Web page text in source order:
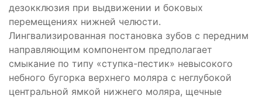
дезокклюзия при выдвижении и боковых
перемещениях нижней челюсти.
Лингвализированная постановка зубов с передним
направляющим компонентом предполагает
смыкание по типу «ступка-пестик» невысокого
небного бугорка верхнего моляра с неглубокой
центральной ямкой нижнего моляра, щечные